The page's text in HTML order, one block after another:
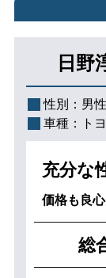
日野
性別： 男性
車種：
ト
充分な
価格も良
総